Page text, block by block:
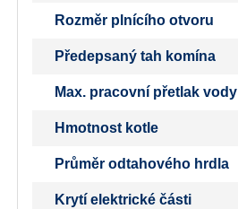
Rozměr plnícího otvoru
Předepsaný tah komína
Max. pracovní přetlak vody
Hmotnost kotle
Průměr odtahového hrdla
Krytí elektrické části